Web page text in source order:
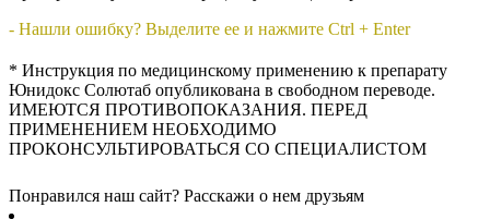
- Нашли ошибку? Выделите ее и нажмите Ctrl + Enter
* Инструкция по медицинскому применению к препарату
Юнидокс Солютаб опубликована в свободном переводе.
ИМЕЮТСЯ ПРОТИВОПОКАЗАНИЯ. ПЕРЕД
ПРИМЕНЕНИЕМ НЕОБХОДИМО
ПРОКОНСУЛЬТИРОВАТЬСЯ СО СПЕЦИАЛИСТОМ
Понравился наш сайт? Расскажи о нем друзьям